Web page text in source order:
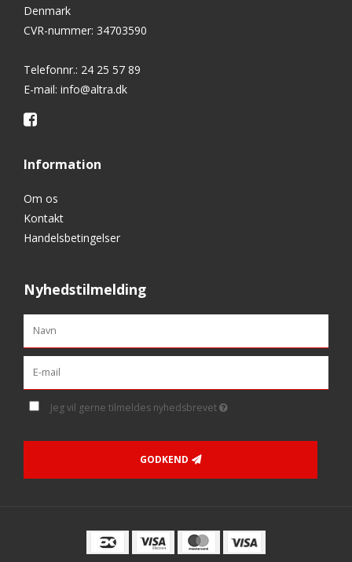
Denmark
CVR-nummer: 34703590
Telefonnr.: 24 25 57 89
E-mail: info@altra.dk
Information
Om os
Kontakt
Handelsbetingelser
Nyhedstilmelding
Jeg vil gerne tilmeldes nyhedsbrevet
GODKEND